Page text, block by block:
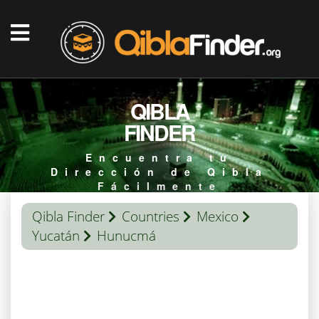
QIBLA
FINDER
Encuentra tu
Dirección de Qibla
Fácilmente
Qibla Finder Countries
Mexico
Yucatán
Hunucmá